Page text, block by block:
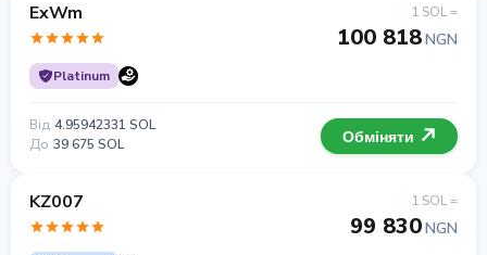
ExWm
Platinum
1 SOL =
100 818NGN
Від 4.95942331 SOL
До 39 675 SOL Обміняти
KZ007 1 SOL =
99 830NGN